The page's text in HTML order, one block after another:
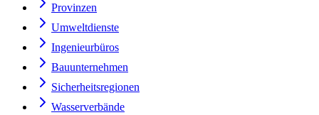
Provinzen
Umweltdienste
Ingenieurbüros
Bauunternehmen
Sicherheitsregionen
Wasserverbände